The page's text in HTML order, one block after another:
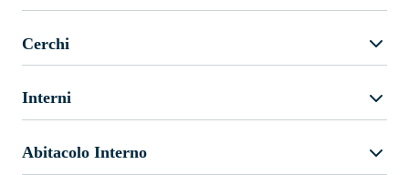
Cerchi
Interni
Abitacolo Interno